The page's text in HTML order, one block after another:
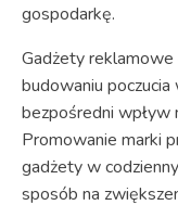
gospodarkę.
Gadżety
budowaniu
bezpośredni wpływ
Promowanie marki
gadżety w
sposób na